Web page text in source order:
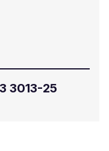
3013-25